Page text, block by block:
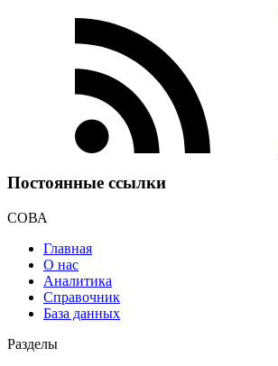
Постоянные ссылки
СОВА
Главная
О нас
Аналитика
Справочник
База данных
Разделы